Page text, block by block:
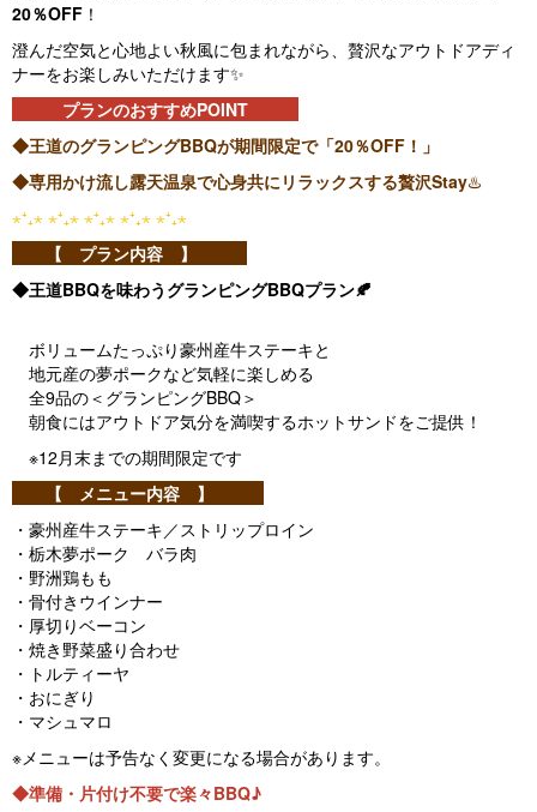
20％OFF ！
澄んだ空気と心地よい秋風に包まれながら、贅沢なアウトドアディ
ナーをお楽しみいただけます✨
プランのおすすめPOINT
◆王道のグランピングBBQが期間限定で「20％OFF！」
◆専用かけ流し露天温泉で心身共にリラックスする贅沢Stay♨️
⋆⁺₊⋆ ⋆⁺₊⋆ ⋆⁺₊⋆ ⋆⁺₊⋆ ⋆⁺₊⋆
【 プラン内容 】
◆王道BBQを味わうグランピングBBQプラン🍂
ボリュームたっぷり豪州産牛ステーキと
地元産の夢ポークなど気軽に楽しめる
全9品の＜グランピングBBQ＞
朝食にはアウトドア気分を満喫するホットサンドをご提供！
※12月末までの期間限定です
【 メニュー内容 】
・豪州産牛ステーキ／ストリップロイン
・栃木夢ポーク バラ肉
・野洲鶏もも
・骨付きウインナー
・厚切りベーコン
・焼き野菜盛り合わせ
・トルティーヤ
・おにぎり
・マシュマロ
※メニューは予告なく変更になる場合があります。
◆準備・片付け不要で楽々BBQ♪